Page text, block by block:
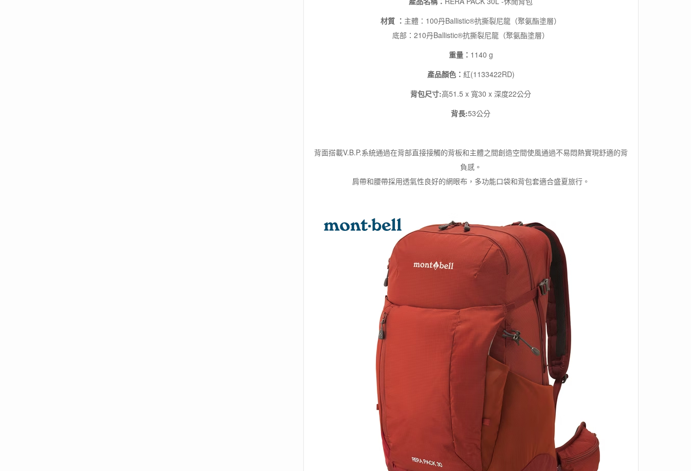
材質 ： 主體：100丹Ballistic®抗撕裂尼龍（聚氨酯塗層）
底部：210丹Ballistic®抗撕裂尼龍（聚氨酯塗層）
重量： 1140 g
產品顏色： 紅(1133422RD)
背包尺寸:高51.5 x 寬30 x 深度22公分
背長:53公分
背面搭載V.B.P.系統通過在背部直接接觸的背板和主體之間創造空間使風通過不易悶熱實現舒適的背
負感。
肩帶和腰帶採用透氣性良好的網眼布，多功能口袋和背包套適合盛夏旅行。